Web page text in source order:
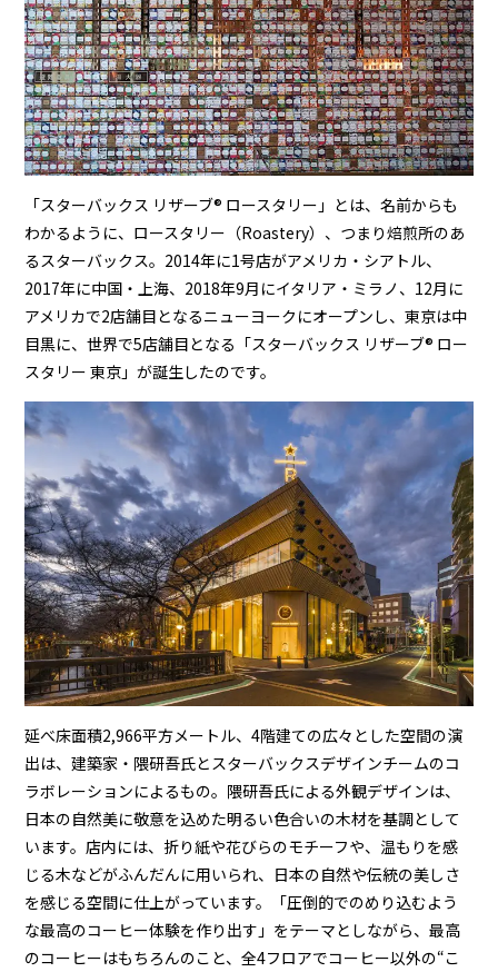
「スターバックス リザーブ®︎ ロースタリー」とは、名前からも
わかるように、ロースタリー（Roastery）、つまり焙煎所のあ
るスターバックス。2014年に1号店がアメリカ・シアトル、
2017年に中国・上海、2018年9月にイタリア・ミラノ、12月に
アメリカで2店舗目となるニューヨークにオープンし、東京は中
目黒に、世界で5店舗目となる「スターバックス リザーブ®︎ ロー
スタリー 東京」が誕生したのです。
延べ床面積2,966平方メートル、4階建ての広々とした空間の演
出は、建築家・隈研吾氏とスターバックスデザインチームのコ
ラボレーションによるもの。隈研吾氏による外観デザインは、
日本の自然美に敬意を込めた明るい色合いの木材を基調として
います。店内には、折り紙や花びらのモチーフや、温もりを感
じる木などがふんだんに用いられ、日本の自然や伝統の美しさ
を感じる空間に仕上がっています。「圧倒的でのめり込むよう
な最高のコーヒー体験を作り出す」をテーマとしながら、最高
のコーヒーはもちろんのこと、全4フロアでコーヒー以外の“こ